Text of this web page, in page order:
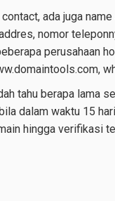
ada juga
nomor
perusahaan
tahu berapa lama
dalam waktu 15
hingga verifikasi